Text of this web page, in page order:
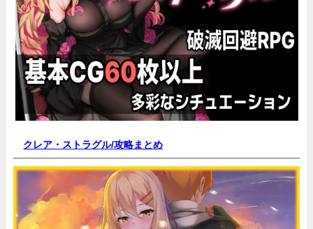
クレア・ストラグル/攻略まとめ